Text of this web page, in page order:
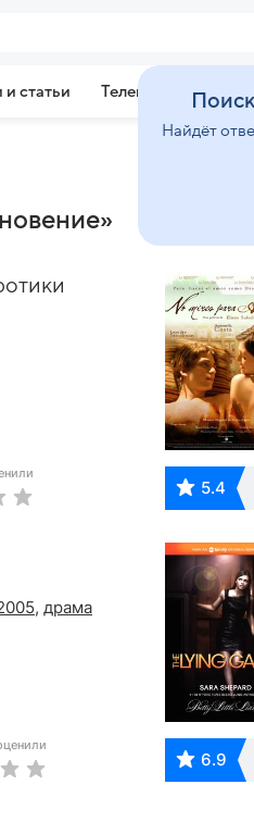
и статьи Телепрограмма
5.4
, драма
6.9
Найдёт